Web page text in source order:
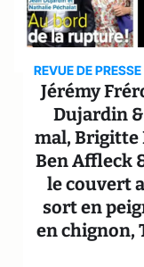
REVUE DE
Jérémy
Dujardin
mal, Brigitte
Ben Affleck
le couvert
sort en
en chignon,